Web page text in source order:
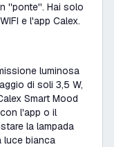
''ponte''. Hai solo
e l'app Calex.
luminosa
di soli 3,5 W,
Smart Mood
l'app o il
la lampada
luce bianca